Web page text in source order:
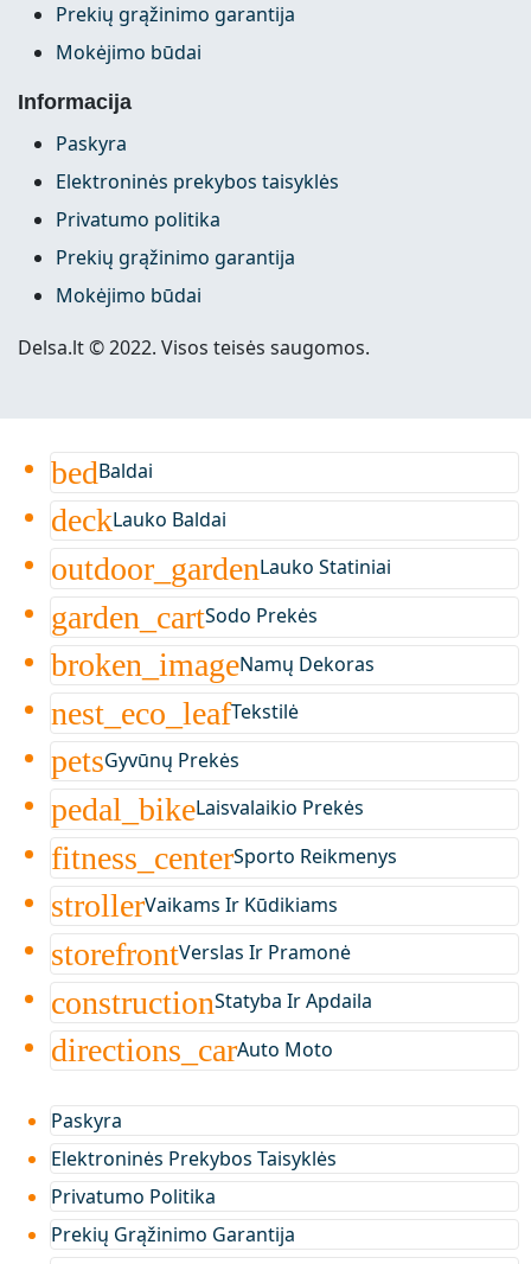
Prekių grąžinimo garantija
Mokėjimo būdai
Informacija
Paskyra
Elektroninės prekybos taisyklės
Privatumo politika
Prekių grąžinimo garantija
Mokėjimo būdai
Delsa.lt © 2022. Visos teisės saugomos.
bedBaldai
deckLauko Baldai
outdoor_gardenLauko Statiniai
garden_cartSodo Prekės
broken_imageNamų Dekoras
nest_eco_leafTekstilė
petsGyvūnų Prekės
pedal_bikeLaisvalaikio Prekės
fitness_centerSporto Reikmenys
strollerVaikams Ir Kūdikiams
storefrontVerslas Ir Pramonė
constructionStatyba Ir Apdaila
directions_carAuto Moto
Paskyra
Elektroninės Prekybos Taisyklės
Privatumo Politika
Prekių Grąžinimo Garantija